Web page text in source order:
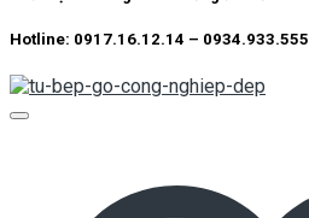
Hotline: 0917.16.12.14 – 0934.933.555